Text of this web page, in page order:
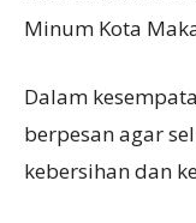
Minum Kota
Dalam
berpesan agar
kebersihan dan